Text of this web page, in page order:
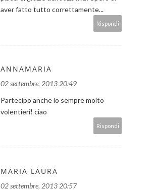
aver fatto tutto correttamente...
Rispondi
ANNAMARIA
02 settembre, 2013 20:49
Partecipo anche io sempre molto
volentieri! ciao
Rispondi
MARIA LAURA
02 settembre, 2013 20:57